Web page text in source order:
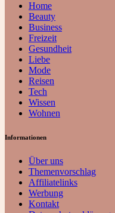
Home
Beauty
Business
Freizeit
Gesundheit
Liebe
Mode
Reisen
Tech
Wissen
Wohnen
Informationen
Über uns
Themenvorschlag
Affiliatelinks
Werbung
Kontakt